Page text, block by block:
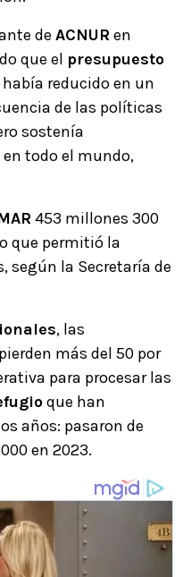
de ACNURen
que el presupuesto
reducido en un
de las políticas
sostenía
todo el mundo,
453 millones 300
que permitió la
según la Secretaría de
, las
pierden más del 50 por
para procesar las
que han
años: pasaron de
en 2023.